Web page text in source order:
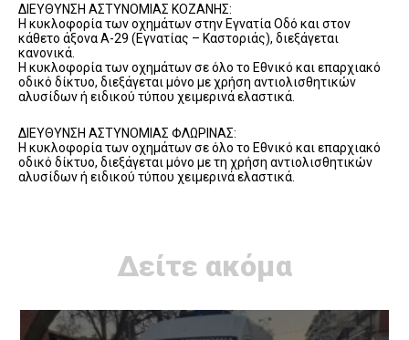
ΔΙΕΥΘΥΝΣΗ ΑΣΤΥΝΟΜΙΑΣ ΚΟΖΑΝΗΣ:
Η κυκλοφορία των οχημάτων στην Εγνατία Οδό και στον
κάθετο άξονα Α-29 (Εγνατίας – Καστοριάς), διεξάγεται
κανονικά.
Η κυκλοφορία των οχημάτων σε όλο το Εθνικό και επαρχιακό
οδικό δίκτυο, διεξάγεται μόνο με χρήση αντιολισθητικών
αλυσίδων ή ειδικού τύπου χειμερινά ελαστικά.
ΔΙΕΥΘΥΝΣΗ ΑΣΤΥΝΟΜΙΑΣ ΦΛΩΡΙΝΑΣ:
Η κυκλοφορία των οχημάτων σε όλο το Εθνικό και επαρχιακό
οδικό δίκτυο, διεξάγεται μόνο με τη χρήση αντιολισθητικών
αλυσίδων ή ειδικού τύπου χειμερινά ελαστικά.
Δείτε ακόμα